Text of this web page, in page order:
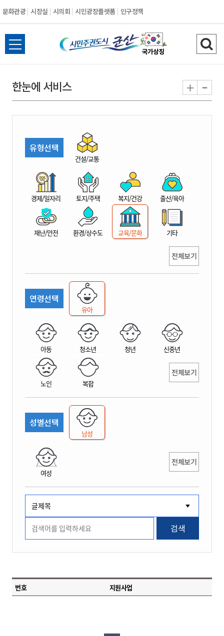
문화관광 시장실 시의회 시민광장플랫폼 인구정책
시
민
권
시
산
전
체
뉴
열
검
색
기
한눈에 서비스 + -
유형선택
건설/교통
경제/일자리 토지/주택 복지/건강 출산/육아
재난/안전 환경/상수도 교육/문화 기타
전체보기
연령선택
유아
아동 청소년 청년 신중년
노인 복합
전체보기
성별선택
남성
여성
전체보기
검색
번호 지원사업